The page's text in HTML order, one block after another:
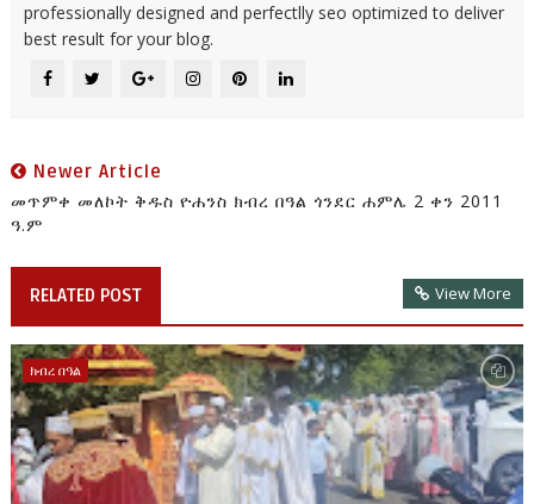
professionally designed and perfectlly seo optimized to deliver
best result for your blog.
Newer Article
መጥምቀ መለኮት ቅዱስ ዮሐንስ ክብረ በዓል ጎንደር ሐምሌ 2 ቀን 2011
ዓ.ም
RELATED POST View More
ክብረ በዓል